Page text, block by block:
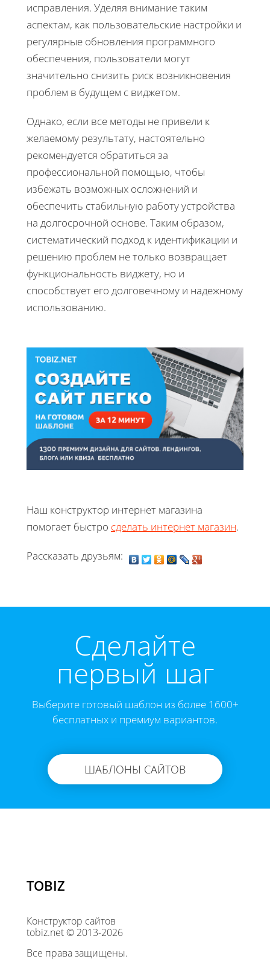
исправления. Уделяя внимание таким
аспектам, как пользовательские настройки и
регулярные обновления программного
обеспечения, пользователи могут
значительно снизить риск возникновения
проблем в будущем с виджетом.
Однако, если все методы не привели к
желаемому результату, настоятельно
рекомендуется обратиться за
профессиональной помощью, чтобы
избежать возможных осложнений и
обеспечить стабильную работу устройства
на долгосрочной основе. Таким образом,
систематический подход к идентификации и
решению проблем не только возвращает
функциональность виджету, но и
способствует его долговечному и надежному
использованию.
Наш конструктор интернет магазина
помогает быстро сделать интернет магазин.
Рассказать друзьям:
Cделайте
первый шаг
Выберите готовый шаблон из более 1600+
бесплатных и премиум вариантов.
ШАБЛОНЫ САЙТОВ
TOBIZ
Конструктор сайтов
tobiz.net © 2013-2026
Все права защищены.